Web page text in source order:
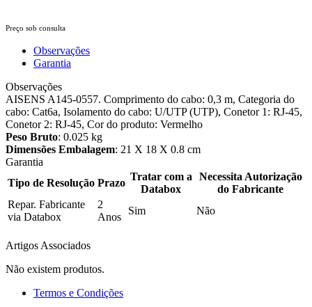
Preço sob consulta
Observações
Garantia
Observações
AISENS A145-0557. Comprimento do cabo: 0,3 m, Categoria do
cabo: Cat6a, Isolamento do cabo: U/UTP (UTP), Conetor 1: RJ-45,
Conetor 2: RJ-45, Cor do produto: Vermelho
Peso Bruto: 0.025 kg
Dimensões Embalagem: 21 X 18 X 0.8 cm
Garantia
Tipo de Resolução Prazo
Tratar com a
Databox
Necessita Autorização
do Fabricante
Repar. Fabricante
via Databox
2
Anos
Sim Não
Artigos Associados
Não existem produtos.
Termos e Condições